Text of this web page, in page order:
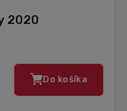
2020
Do košíka